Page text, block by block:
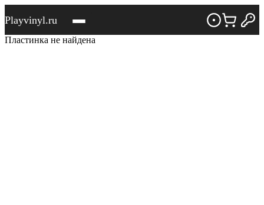
Playvinyl.ru
Пластинка не найдена